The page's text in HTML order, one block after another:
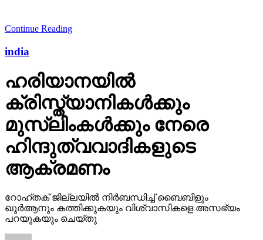
Continue Reading
india
ഹരിയാനയില്‍
ക്രിസ്ത്യാനികള്‍ക്കും
മുസ്‌ലിംകള്‍ക്കും നേരെ
ഹിന്ദുത്വവാദികളുടെ
ആക്രമണം
റോഹ്തക് ജില്ലയില്‍ നിര്‍ബന്ധിച്ച് ബൈബിളും
ഖുര്‍ആനും കത്തിക്കുകയും വിശ്വാസികളെ അസഭ്യം
പറയുകയും ചെയ്തു